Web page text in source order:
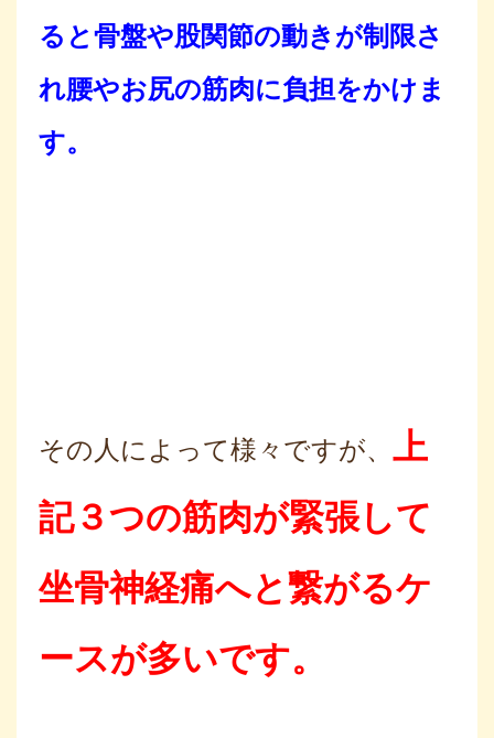
ると骨盤や股関節の動きが制限さ
れ腰やお尻の筋肉に負担をかけま
す。
その人によって様々ですが、 上
記３つの筋肉が緊張して
坐骨神経痛へと繋がるケ
ースが多いです。